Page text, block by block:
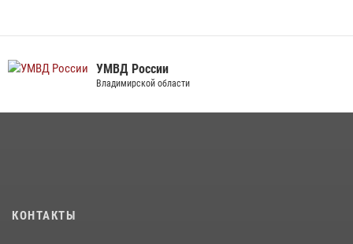
деятельность массажного салона, в котором оказывались
УМВД России
Владимирской области
КОНТАКТЫ